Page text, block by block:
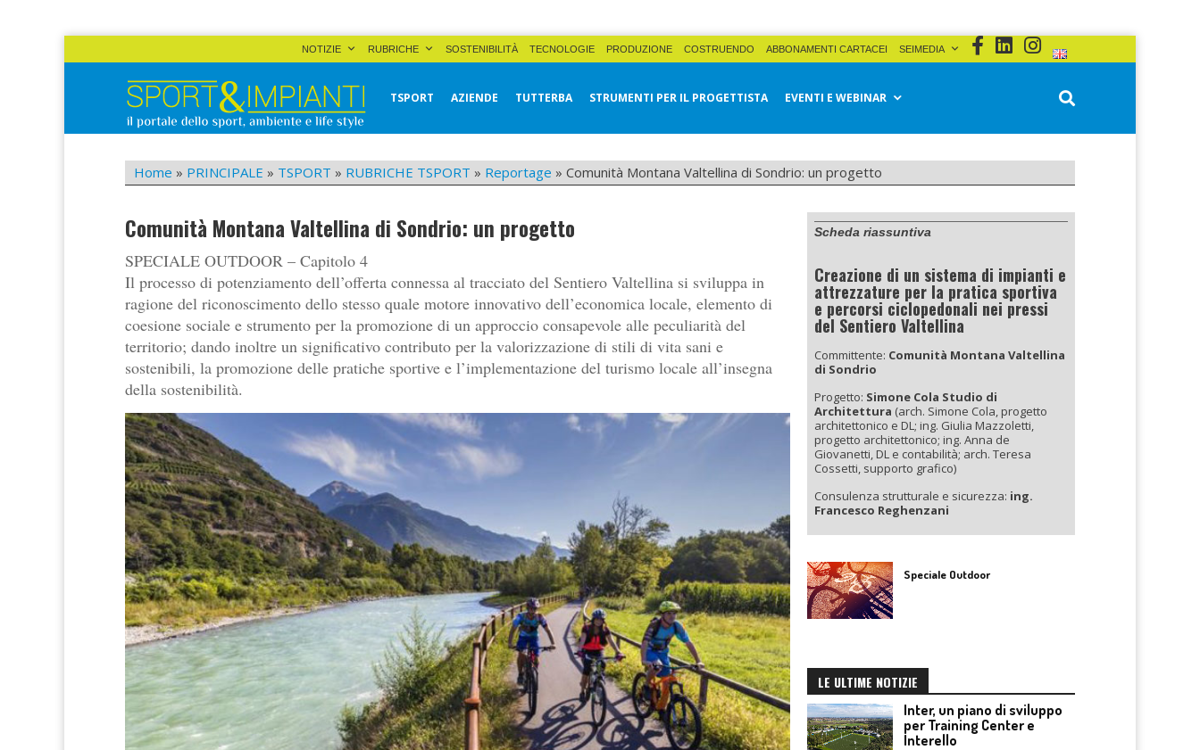
NOTIZIE RUBRICHE SOSTENIBILITÀ TECNOLOGIE PRODUZIONE COSTRUENDO ABBONAMENTI CARTACEI SEIMEDIA
Sport&Impianti
TSPORT AZIENDE TUTTERBA STRUMENTI PER IL PROGETTISTA EVENTI E WEBINAR
Home » PRINCIPALE » TSPORT » RUBRICHE TSPORT » Reportage » Comunità Montana Valtellina di Sondrio: un progetto
Comunità Montana Valtellina di Sondrio: un progetto
SPECIALE OUTDOOR – Capitolo 4
Il processo di potenziamento dell’offerta connessa al tracciato del Sentiero Valtellina si sviluppa in
ragione del riconoscimento dello stesso quale motore innovativo dell’economica locale, elemento di
coesione sociale e strumento per la promozione di un approccio consapevole alle peculiarità del
territorio; dando inoltre un significativo contributo per la valorizzazione di stili di vita sani e
sostenibili, la promozione delle pratiche sportive e l’implementazione del turismo locale all’insegna
della sostenibilità.
Scheda riassuntiva
Creazione di un sistema di impianti e
attrezzature per la pratica sportiva
e percorsi ciclopedonali nei pressi
del Sentiero Valtellina
Committente: Comunità Montana Valtellina
di Sondrio
Progetto: Simone Cola Studio di
Architettura (arch. Simone Cola, progetto
architettonico e DL; ing. Giulia Mazzoletti,
progetto architettonico; ing. Anna de
Giovanetti, DL e contabilità; arch. Teresa
Cossetti, supporto grafico)
Consulenza strutturale e sicurezza: ing.
Francesco Reghenzani
Speciale Outdoor
LE ULTIME NOTIZIE
Inter, un piano di sviluppo
per Training Center e
Interello